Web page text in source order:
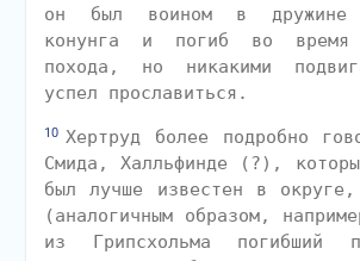
он был воином в дружине
конунга и погиб во время
похода, но никакими
успел прославиться.
10 Хертруд более подробно
Смида, Халльфинде (?),
был лучше известен в
(аналогичным образом,
из Грипсхольма погибший